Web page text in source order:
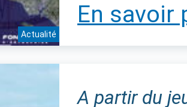
Actualité
En savoir
A partir du